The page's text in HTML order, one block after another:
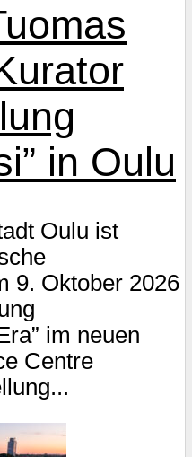
in Oulu
Oulu ist
9. Oktober 2026
im neuen
Centre